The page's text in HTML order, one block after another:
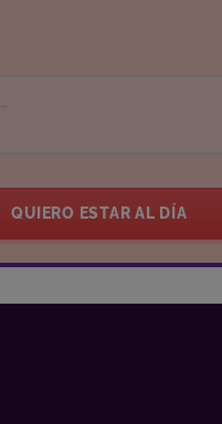
QUIERO ESTAR AL DÍA